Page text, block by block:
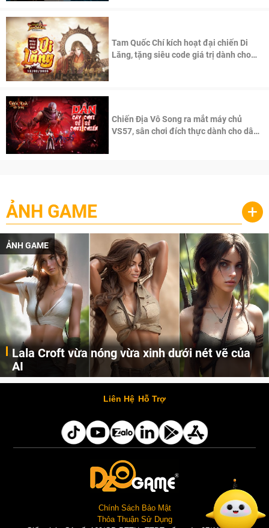
Tam Quốc Chí kích hoạt đại chiến Di
Lăng, tặng siêu code giá trị dành cho
Chiến Địa Vô Song ra mắt máy chủ
VS57, sân chơi đích thực dành cho dân
ẢNH GAME +
ẢNH GAME
Lala Croft vừa nóng vừa xinh dưới nét vẽ của
AI
Cùng đến với những hình ảnh Lala Croft của Tomb Raider dưới nét vẽ của AI. Một cô nàng xinh đẹp, nóng bỏng nhưng cũng rắn rỏi và mạnh mẽ.
Liên Hệ Hỗ Trợ
Chính Sách Bảo Mật
Thỏa Thuận Sử Dụng